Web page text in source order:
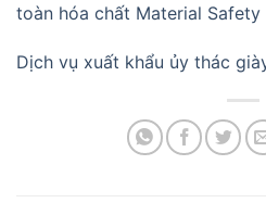
toàn hóa chất Material Safety
Dịch vụ xuất khẩu ủy thác